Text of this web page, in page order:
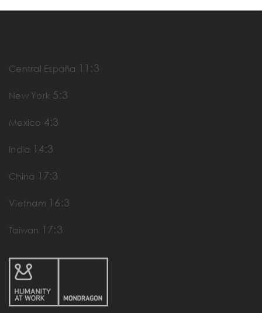
Central España 11:3
New York 5:3
Mexico 4:3
India 14:3
China 17:3
Vietnam 16:3
Taiwan 17:3